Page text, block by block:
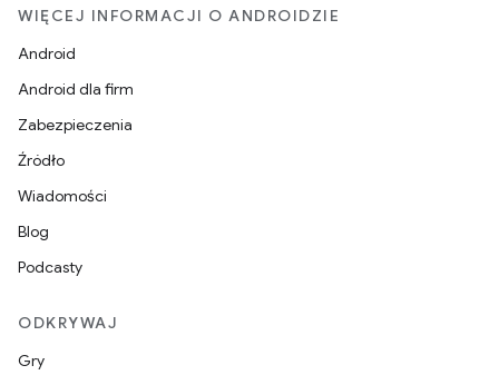
WIĘCEJ INFORMACJI O ANDROIDZIE
Android
Android dla firm
Zabezpieczenia
Źródło
Wiadomości
Blog
Podcasty
ODKRYWAJ
Gry